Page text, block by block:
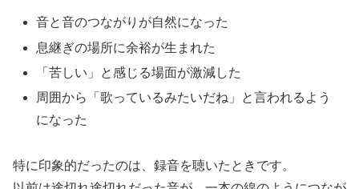
音と音のつながりが自然になった
息継ぎの場所に余裕が生まれた
「苦しい」と感じる場面が激減した
周囲から「歌っているみたいだね」と言われるよう
になった
特に印象的だったのは、録音を聴いたときです。